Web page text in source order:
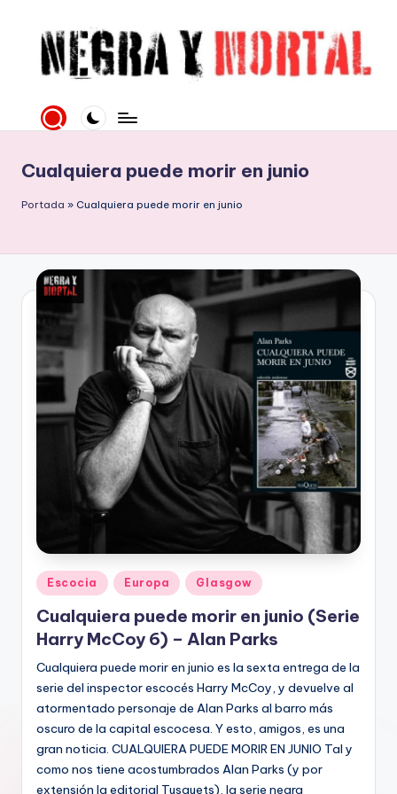
contenido
e
r
a
M
o
literaria
la
Novela
mucho
más
Cualquiera puede morir en junio
Portada » Cualquiera puede morir en junio
Publicado
en
Escocia Europa Glasgow
Cualquiera puede morir en junio (Serie
Harry McCoy 6) – Alan Parks
Cualquiera puede morir en junio es la sexta entrega de la
serie del inspector escocés Harry McCoy, y devuelve al
atormentado personaje de Alan Parks al barro más
oscuro de la capital escocesa. Y esto, amigos, es una
gran noticia. CUALQUIERA PUEDE MORIR EN JUNIO Tal y
como nos tiene acostumbrados Alan Parks (y por
extensión la editorial Tusquets), la serie negra